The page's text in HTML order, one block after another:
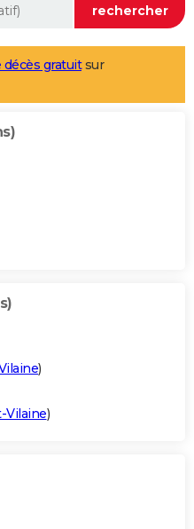
décès gratuitsur
)
Vilaine)